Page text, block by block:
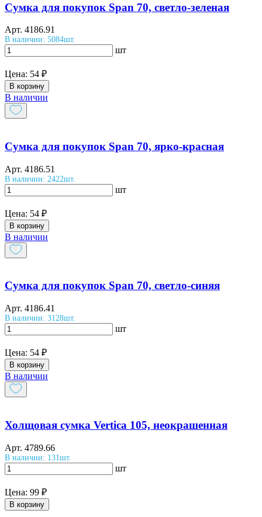
Сумка для покупок Span 70, светло-зеленая
Арт. 4186.91
В наличии: 5084шт.
шт
Цена: 54 ₽
В корзину
В наличии
Сумка для покупок Span 70, ярко-красная
Арт. 4186.51
В наличии: 2422шт.
шт
Цена: 54 ₽
В корзину
В наличии
Сумка для покупок Span 70, светло-синяя
Арт. 4186.41
В наличии: 3128шт.
шт
Цена: 54 ₽
В корзину
В наличии
Холщовая сумка Vertica 105, неокрашенная
Арт. 4789.66
В наличии: 131шт.
шт
Цена: 99 ₽
В корзину